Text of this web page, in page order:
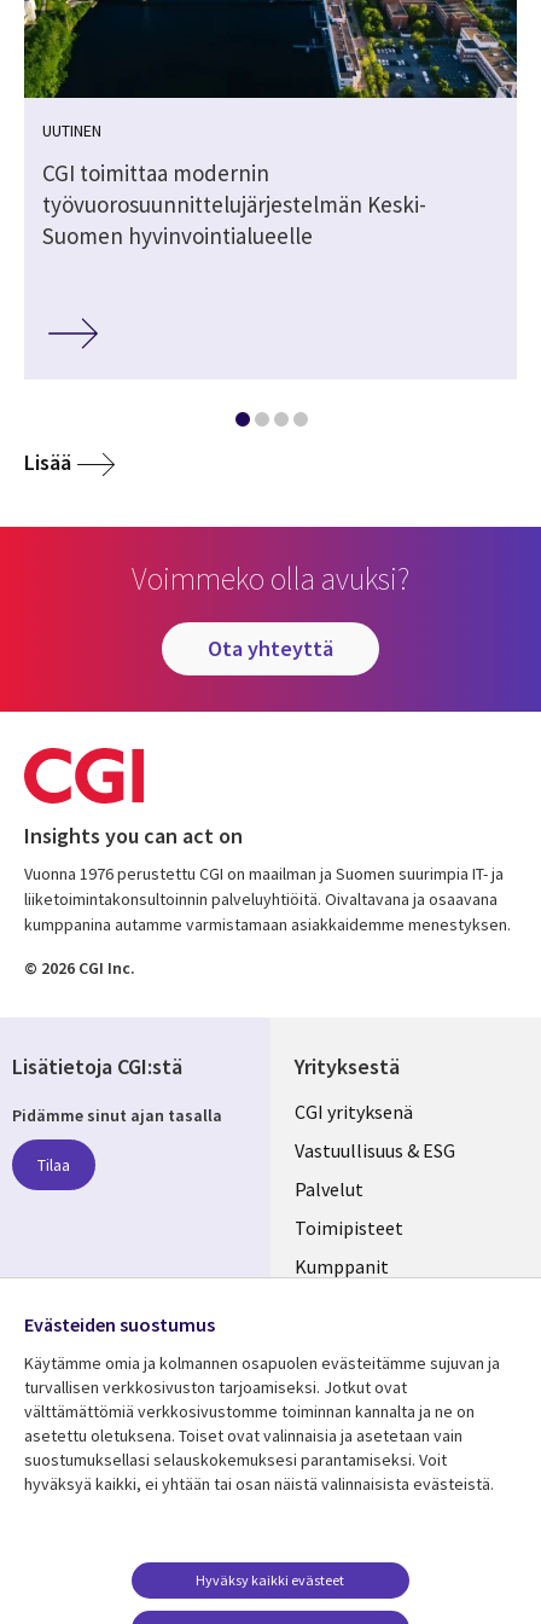
UUTINEN
CGI toimittaa modernin
työvuorosuunnittelujärjestelmän Keski-
Suomen hyvinvointialueelle
Lisää
Voimmeko olla avuksi?
ota yhteyttä
Insights you can act on
Vuonna 1976 perustettu CGI on maailman ja Suomen suurimpia IT- ja
liiketoimintakonsultoinnin palveluyhtiöitä. Oivaltavana ja osaavana
kumppanina autamme varmistamaan asiakkaidemme menestyksen.
© 2026 CGI Inc.
Yrityksestä
Useful
links
FINLAND
CGI yrityksenä
Vastuullisuus & ESG
Palvelut
Toimipisteet
Kumppanit
Resurssikeskus
Library
FINLAND
Asiakastarinat
Lisätietoa
Legal
Tietosuoja
Käyttöehdot
Yhteystiedot
Lisätietoja CGI:stä
Pidämme sinut ajan tasalla
Tilaa
Media
FINLAND
Evästeiden suostumus
Käytämme omia ja kolmannen osapuolen evästeitämme sujuvan ja
turvallisen verkkosivuston tarjoamiseksi. Jotkut ovat
välttämättömiä verkkosivustomme toiminnan kannalta ja ne on
asetettu oletuksena. Toiset ovat valinnaisia ​​ja asetetaan vain
suostumuksellasi selauskokemuksesi parantamiseksi. Voit
hyväksyä kaikki, ei yhtään tai osan näistä valinnaisista evästeistä.
Hyväksy kaikki evästeet